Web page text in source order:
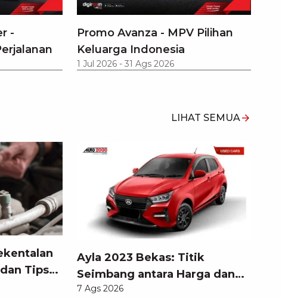
-
Promo Avanza - MPV Pilihan
Keluarga Indonesia
1 Jul 2026 - 31 Ags 2026
LIHAT SEMUA
Tips
Ayla 2023 Bekas: Titik
Seimbang antara Harga dan
Pembaruan Teknologi
7 Ags 2026